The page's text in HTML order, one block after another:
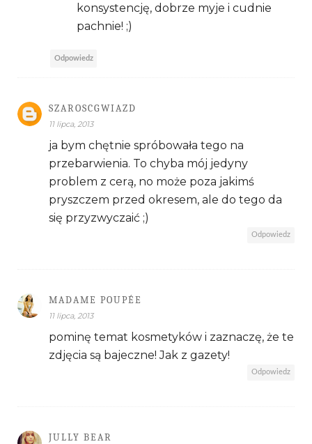
konsystencję, dobrze myje i cudnie
pachnie! ;)
Odpowiedz
SZAROSCGWIAZD
11 lipca, 2013
ja bym chętnie spróbowała tego na
przebarwienia. To chyba mój jedyny
problem z cerą, no może poza jakimś
pryszczem przed okresem, ale do tego da
się przyzwyczaić ;)
Odpowiedz
MADAME POUPÉE
11 lipca, 2013
pominę temat kosmetyków i zaznaczę, że te
zdjęcia są bajeczne! Jak z gazety!
Odpowiedz
JULLY BEAR